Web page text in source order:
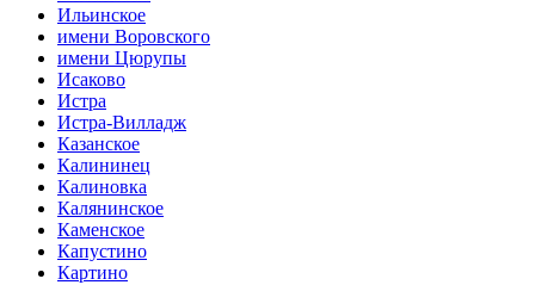
Ильинское
имени Воровского
имени Цюрупы
Исаково
Истра
Истра-Вилладж
Казанское
Калининец
Калиновка
Калянинское
Каменское
Капустино
Картино